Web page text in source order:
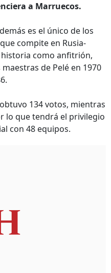
a Marruecos.
es el único de los
compite en Rusia-
como anfitrión,
de Pelé en 1970
134 votos, mientras
lo que tendrá el privilegio
con 48 equipos.